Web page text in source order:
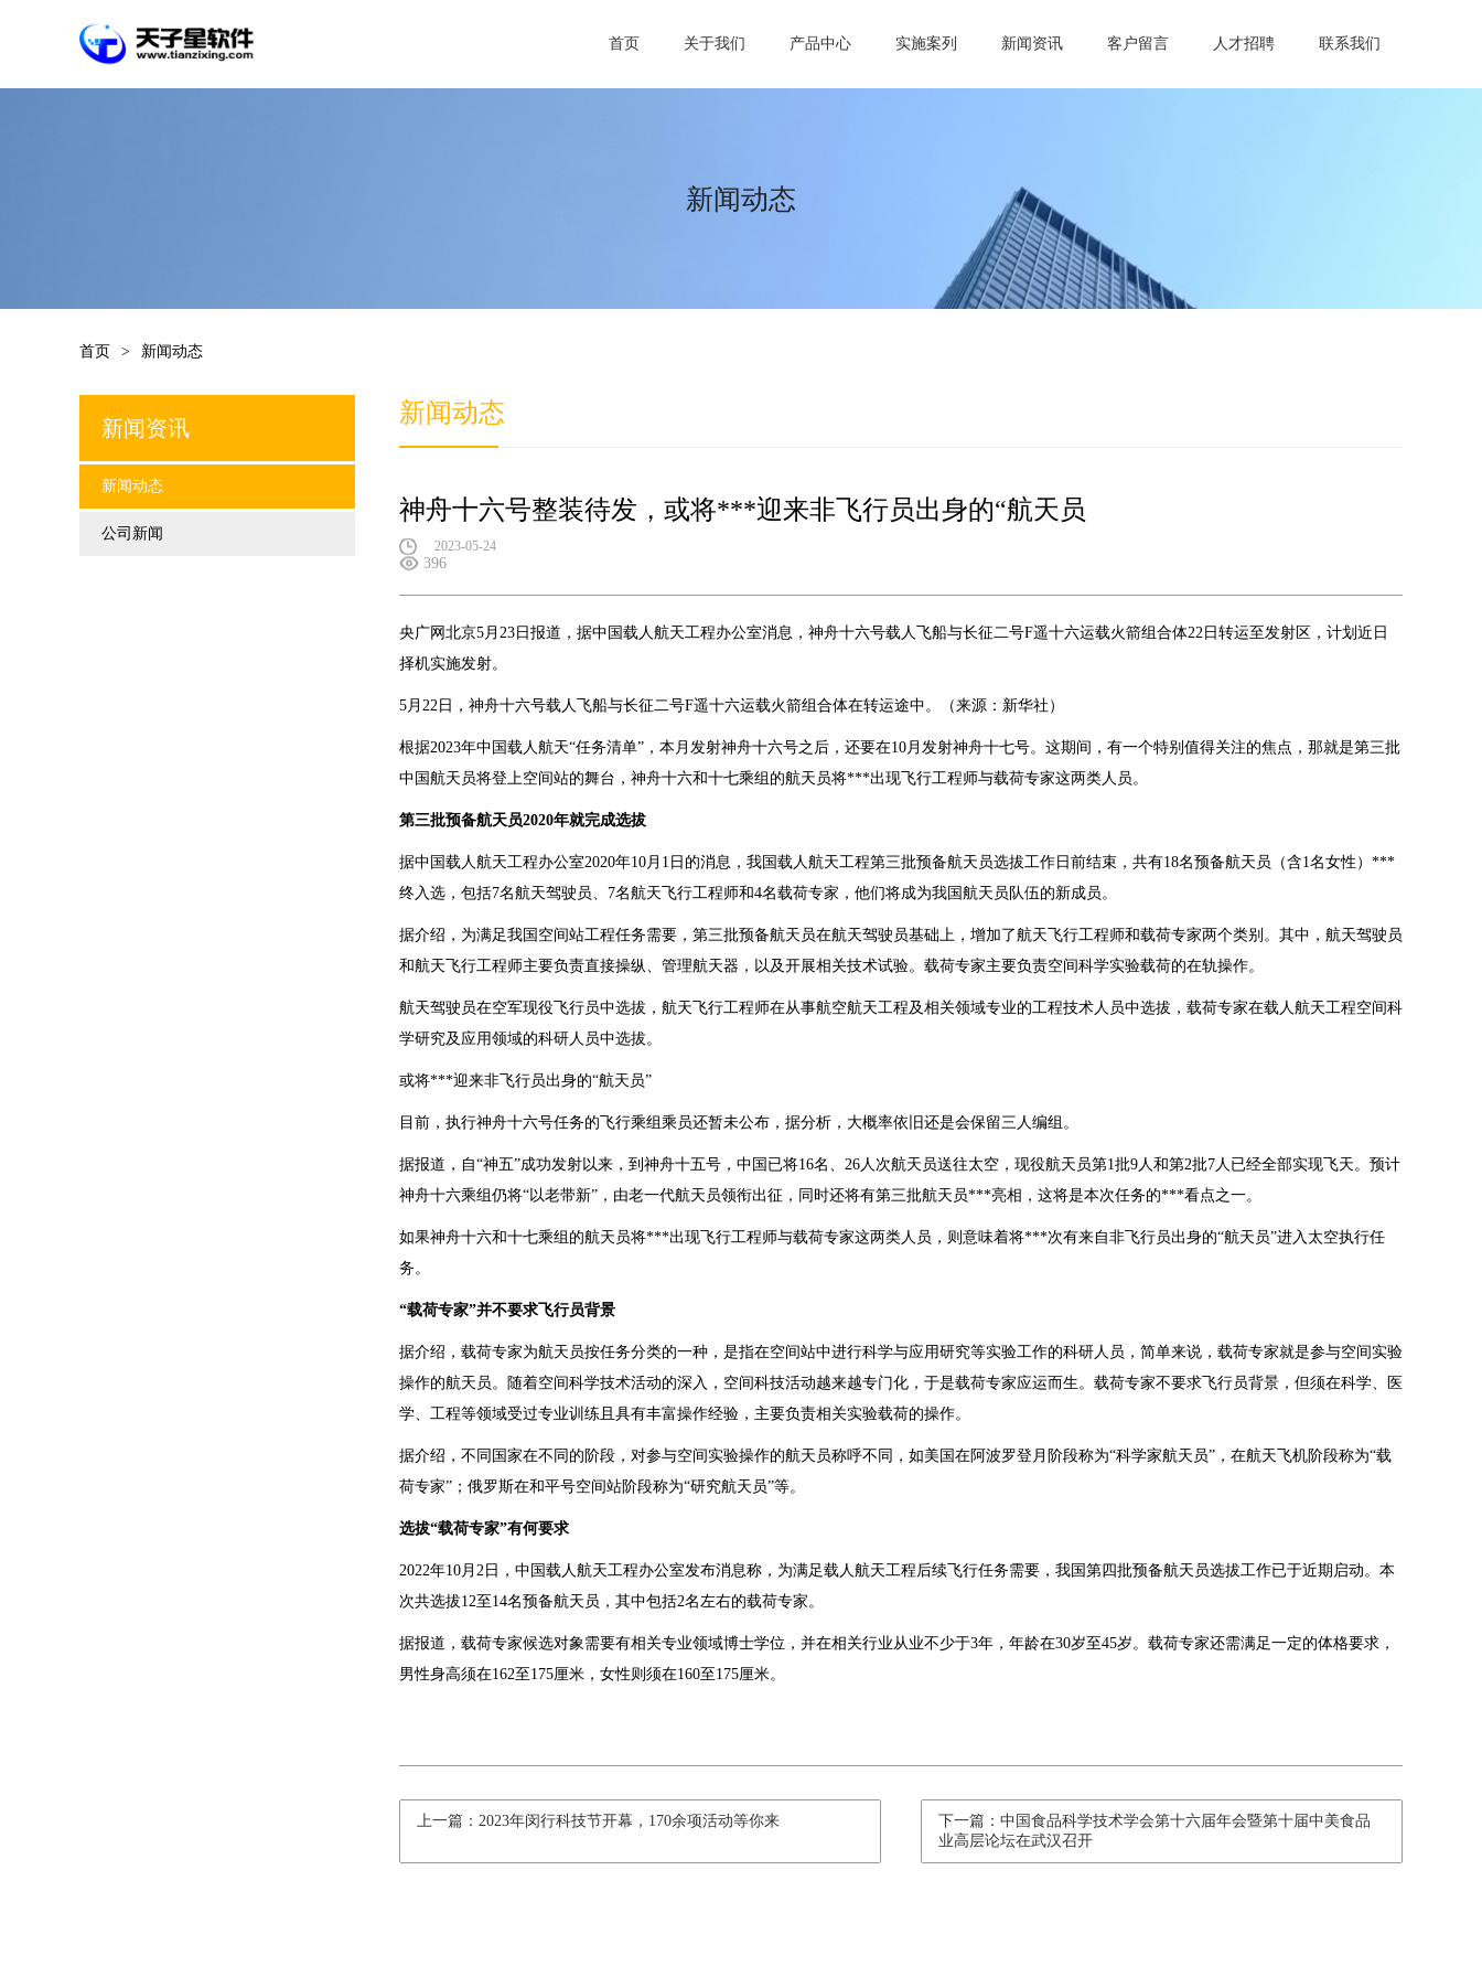
首页 关于我们 产品中心 实施案列 新闻资讯 客户留言 人才招聘 联系我们
新闻动态
首页 > 新闻动态
新闻资讯
新闻动态
公司新闻
新闻动态
神舟十六号整装待发，或将***迎来非飞行员出身的“航天员
2023-05-24
396
央广网北京5月23日报道，据中国载人航天工程办公室消息，神舟十六号载人飞船与长征二号F遥十六运载火箭组合体22日转运至发射区，计划近日
择机实施发射。
5月22日，神舟十六号载人飞船与长征二号F遥十六运载火箭组合体在转运途中。（来源：新华社）
根据2023年中国载人航天“任务清单”，本月发射神舟十六号之后，还要在10月发射神舟十七号。这期间，有一个特别值得关注的焦点，那就是第三批
中国航天员将登上空间站的舞台，神舟十六和十七乘组的航天员将***出现飞行工程师与载荷专家这两类人员。
第三批预备航天员2020年就完成选拔
据中国载人航天工程办公室2020年10月1日的消息，我国载人航天工程第三批预备航天员选拔工作日前结束，共有18名预备航天员（含1名女性）***
终入选，包括7名航天驾驶员、7名航天飞行工程师和4名载荷专家，他们将成为我国航天员队伍的新成员。
据介绍，为满足我国空间站工程任务需要，第三批预备航天员在航天驾驶员基础上，增加了航天飞行工程师和载荷专家两个类别。其中，航天驾驶员
和航天飞行工程师主要负责直接操纵、管理航天器，以及开展相关技术试验。载荷专家主要负责空间科学实验载荷的在轨操作。
航天驾驶员在空军现役飞行员中选拔，航天飞行工程师在从事航空航天工程及相关领域专业的工程技术人员中选拔，载荷专家在载人航天工程空间科
学研究及应用领域的科研人员中选拔。
或将***迎来非飞行员出身的“航天员”
目前，执行神舟十六号任务的飞行乘组乘员还暂未公布，据分析，大概率依旧还是会保留三人编组。
据报道，自“神五”成功发射以来，到神舟十五号，中国已将16名、26人次航天员送往太空，现役航天员第1批9人和第2批7人已经全部实现飞天。预计
神舟十六乘组仍将“以老带新”，由老一代航天员领衔出征，同时还将有第三批航天员***亮相，这将是本次任务的***看点之一。
如果神舟十六和十七乘组的航天员将***出现飞行工程师与载荷专家这两类人员，则意味着将***次有来自非飞行员出身的“航天员”进入太空执行任
务。
“载荷专家”并不要求飞行员背景
据介绍，载荷专家为航天员按任务分类的一种，是指在空间站中进行科学与应用研究等实验工作的科研人员，简单来说，载荷专家就是参与空间实验
操作的航天员。随着空间科学技术活动的深入，空间科技活动越来越专门化，于是载荷专家应运而生。载荷专家不要求飞行员背景，但须在科学、医
学、工程等领域受过专业训练且具有丰富操作经验，主要负责相关实验载荷的操作。
据介绍，不同国家在不同的阶段，对参与空间实验操作的航天员称呼不同，如美国在阿波罗登月阶段称为“科学家航天员”，在航天飞机阶段称为“载
荷专家”；俄罗斯在和平号空间站阶段称为“研究航天员”等。
选拔“载荷专家”有何要求
2022年10月2日，中国载人航天工程办公室发布消息称，为满足载人航天工程后续飞行任务需要，我国第四批预备航天员选拔工作已于近期启动。本
次共选拔12至14名预备航天员，其中包括2名左右的载荷专家。
据报道，载荷专家候选对象需要有相关专业领域博士学位，并在相关行业从业不少于3年，年龄在30岁至45岁。载荷专家还需满足一定的体格要求，
男性身高须在162至175厘米，女性则须在160至175厘米。
上一篇：2023年闵行科技节开幕，170余项活动等你来
下一篇：中国食品科学技术学会第十六届年会暨第十届中美食品
业高层论坛在武汉召开